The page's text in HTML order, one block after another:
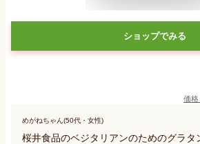
ショップでみる
価格
めがねちゃん(50代・女性)
桜井食品のベジタリアンのためのグラタ